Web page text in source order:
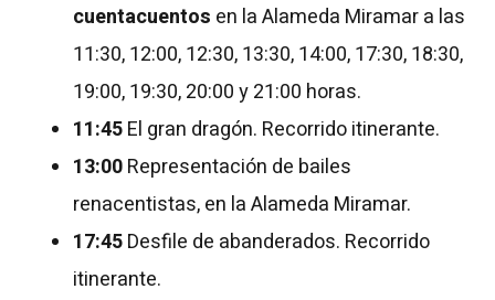
cuentacuentos en la Alameda Miramar a las
11:30, 12:00, 12:30, 13:30, 14:00, 17:30, 18:30,
19:00, 19:30, 20:00 y 21:00 horas.
11:45El gran dragón. Recorrido itinerante.
13:00Representación de bailes
renacentistas, en la Alameda Miramar.
17:45Desfile de abanderados. Recorrido
itinerante.